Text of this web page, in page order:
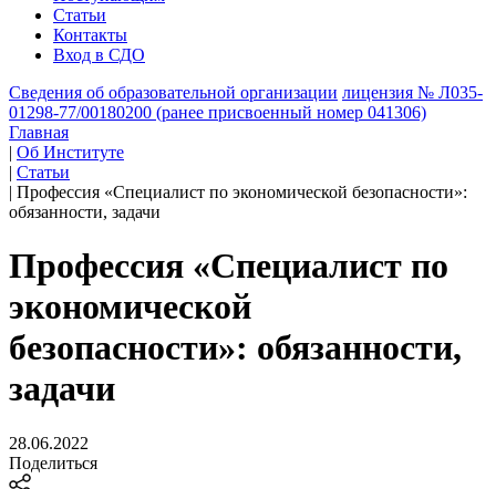
Статьи
Контакты
Вход в СДО
Сведения об образовательной организации лицензия № Л035-
01298-77/00180200 (ранее присвоенный номер 041306)
Главная
| Об Институте
| Статьи
| Профессия «Специалист по экономической безопасности»:
обязанности, задачи
Профессия «Специалист по
экономической
безопасности»: обязанности,
задачи
28.06.2022
Поделиться